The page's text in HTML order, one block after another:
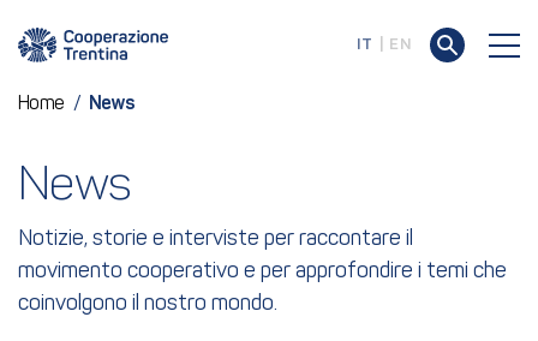
IT EN
Home / News
News
Notizie, storie e interviste per raccontare il
movimento cooperativo e per approfondire i temi che
coinvolgono il nostro mondo.